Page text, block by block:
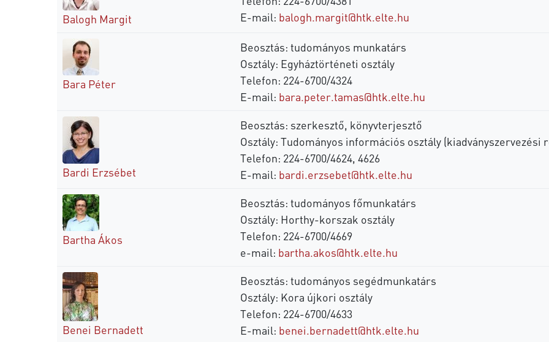
Balogh Margit
E-mail: balogh.margit@htk.elte.hu
Bara Péter
Beosztás: tudományos munkatárs
Osztály: Egyháztörténeti osztály
Telefon: 224-6700/4324
E-mail: bara.peter.tamas@htk.elte.hu
Bardi Erzsébet
Beosztás: szerkesztő, könyvterjesztő
Osztály: Tudományos információs osztály (kiadványszervezési
Telefon: 224-6700/4624, 4626
E-mail: bardi.erzsebet@htk.elte.hu
Bartha Ákos
Beosztás: tudományos főmunkatárs
Osztály: Horthy-korszak osztály
Telefon: 224-6700/4669
e-mail: bartha.akos@htk.elte.hu
Benei Bernadett
Beosztás: tudományos segédmunkatárs
Osztály: Kora újkori osztály
Telefon: 224-6700/4633
E-mail: benei.bernadett@htk.elte.hu